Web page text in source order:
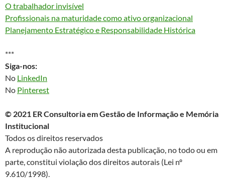
O trabalhador invisível
Profissionais na maturidade como ativo organizacional
Planejamento Estratégico e Responsabilidade Histórica
***
Siga-nos:
No LinkedIn
No Pinterest
© 2021 ER Consultoria em Gestão de Informação e Memória
Institucional
Todos os direitos reservados
A reprodução não autorizada desta publicação, no todo ou em
parte, constitui violação dos direitos autorais (Lei nº
9.610/1998).